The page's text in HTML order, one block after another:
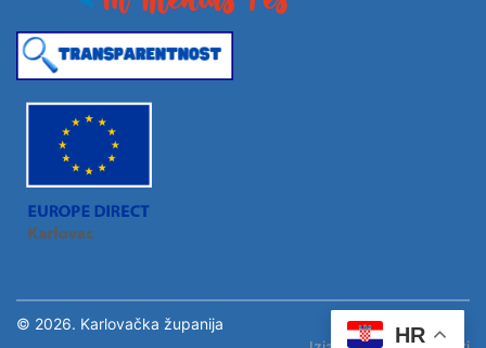
HR
© 2026. Karlovačka županija